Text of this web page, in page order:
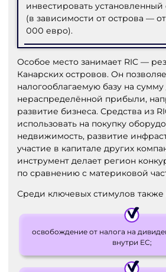
инвестировать
(в зависимости от острова —
000 евро).
Особое место занимает RIC —
Канарских островов. Он
налогооблагаемую базу на сумму
нераспределённой прибыли,
развитие бизнеса. Средства из
использовать на покупку
недвижимость, развитие
участие в капитале других
инструмент делает регион
по сравнению с материковой
Среди ключевых стимулов также
освобождение от налога на
внутри ЕС;